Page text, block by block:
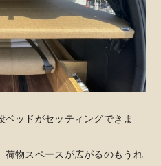
ッドがセッティングできま
荷物スペースが広がるのもうれ